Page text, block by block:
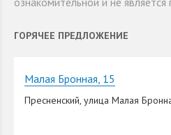
ГОРЯЧЕЕ ПРЕДЛОЖЕНИЕ
Малая Бронная, 15
Пресненский, улица Малая